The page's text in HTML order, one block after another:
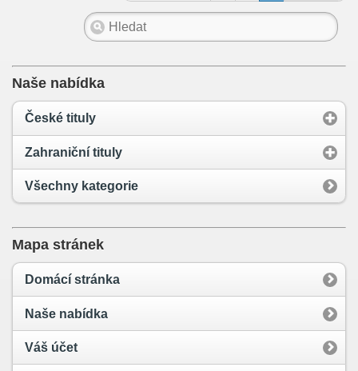
Naše nabídka
České tituly
Zahraniční tituly
Všechny kategorie
Mapa stránek
Domácí stránka
Naše nabídka
Váš účet